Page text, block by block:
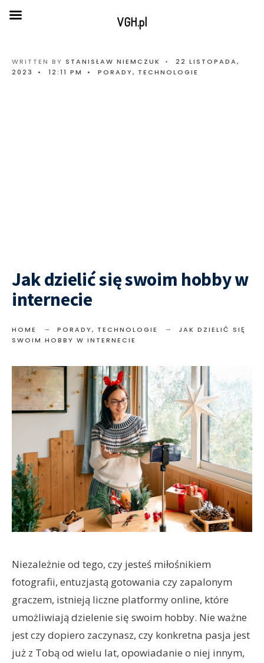
WRITTEN BY STANISŁAW NIEMCZUK •
22 LISTOPADA,
2023
• 12:11 PM • PORADY, TECHNOLOGIE
Jak dzielić się swoim hobby w
internecie
HOME PORADY, TECHNOLOGIE
JAK DZIELIĆ SIĘ
SWOIM HOBBY W INTERNECIE
Niezależnie od tego, czy jesteś miłośnikiem
fotografii, entuzjastą gotowania czy zapalonym
graczem, istnieją liczne platformy online, które
umożliwiają dzielenie się swoim hobby. Nie ważne
jest czy dopiero zaczynasz, czy konkretna pasja jest
już z Tobą od wielu lat, opowiadanie o niej innym,
VGH.pl